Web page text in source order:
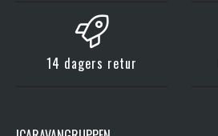
14 dagers retur